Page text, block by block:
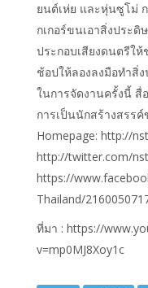
ยนต์เห่ย และหุ่นซูโม่
กเกอร์ขนเอาสิ่งประดิ
ประกอบเสียงดนตรีใ
ช้อปให้ลองลงมือทำสิ่
ในการจัดงานครั้งนี้ สื่
การเป็นนักสร้างสรร
Homepage: http://
http://twitter.com/
https://
Thailand/
ที่มา : https://
v=mp0MJ8Xoy1c